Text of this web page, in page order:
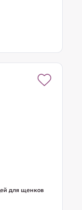
для щенков